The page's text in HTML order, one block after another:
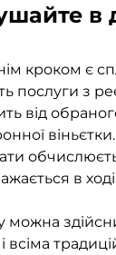
в
кроком є
послуги з
від
в
можна
всіма